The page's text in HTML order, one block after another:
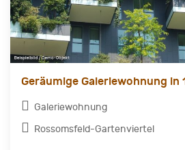
Geräumige Galeriewohnung in
Galeriewohnung
Rossomsfeld-Gartenviertel